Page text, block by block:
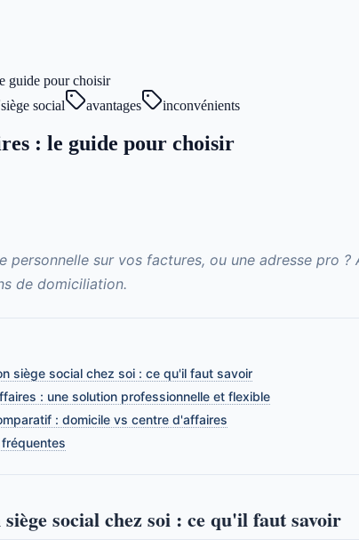
guide pour choisir
siège social avantages inconvénients
: le guide pour choisir
personnelle sur vos factures, ou une adresse pro ?
de domiciliation.
siège social chez soi : ce qu'il faut savoir
: une solution professionnelle et flexible
: domicile vs centre d'affaires
social chez soi : ce qu'il faut savoir